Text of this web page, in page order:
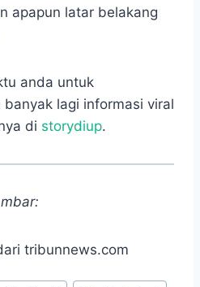
apapun latar belakang
anda untuk
lagi informasi viral
di storydiup.
tribunnews.com